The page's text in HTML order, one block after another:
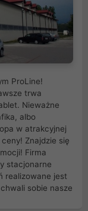
ProLine!
trwa
Nieważne
albo
w atrakcyjnej
Znajdzie się
Firma
stacjonarne
realizowane jest
sobie nasze